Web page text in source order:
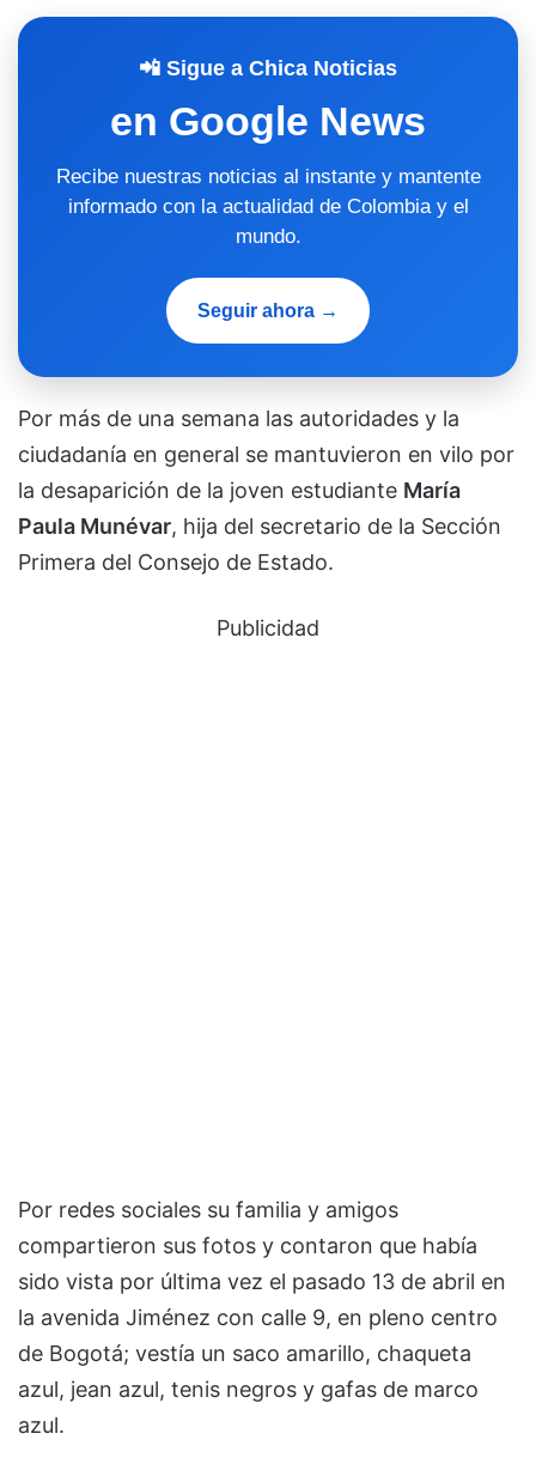
📲 Sigue a Chica Noticias
en Google News
Recibe nuestras noticias al instante y mantente
informado con la actualidad de Colombia y el
mundo.
Seguir ahora →
Por más de una semana las autoridades y la
ciudadanía en general se mantuvieron en vilo por
la desaparición de la joven estudiante María
Paula Munévar, hija del secretario de la Sección
Primera del Consejo de Estado.
Publicidad
Por redes sociales su familia y amigos
compartieron sus fotos y contaron que había
sido vista por última vez el pasado 13 de abril en
la avenida Jiménez con calle 9, en pleno centro
de Bogotá; vestía un saco amarillo, chaqueta
azul, jean azul, tenis negros y gafas de marco
azul.